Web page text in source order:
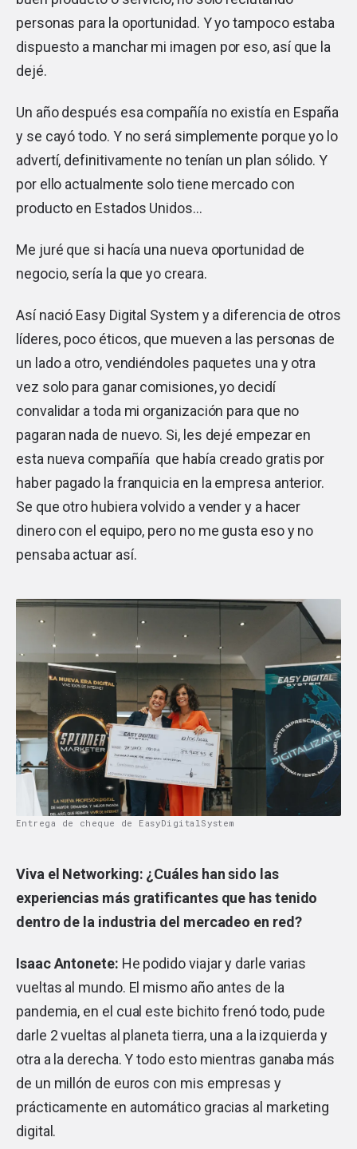
personas para la oportunidad. Y yo tampoco estaba
dispuesto a manchar mi imagen por eso, así que la
dejé.
Un año después esa compañía no existía en España
y se cayó todo. Y no será simplemente porque yo lo
advertí, definitivamente no tenían un plan sólido. Y
por ello actualmente solo tiene mercado con
producto en Estados Unidos…
Me juré que si hacía una nueva oportunidad de
negocio, sería la que yo creara.
Así nació Easy Digital System y a diferencia de otros
líderes, poco éticos, que mueven a las personas de
un lado a otro, vendiéndoles paquetes una y otra
vez solo para ganar comisiones, yo decidí
convalidar a toda mi organización para que no
pagaran nada de nuevo. Si, les dejé empezar en
esta nueva compañía que había creado gratis por
haber pagado la franquicia en la empresa anterior.
Se que otro hubiera volvido a vender y a hacer
dinero con el equipo, pero no me gusta eso y no
pensaba actuar así.
Entrega de cheque de EasyDigitalSystem
Viva el Networking: ¿Cuáles han sido las
experiencias más gratificantes que has tenido
dentro de la industria del mercadeo en red?
Isaac Antonete: He podido viajar y darle varias
vueltas al mundo. El mismo año antes de la
pandemia, en el cual este bichito frenó todo, pude
darle 2 vueltas al planeta tierra, una a la izquierda y
otra a la derecha. Y todo esto mientras ganaba más
de un millón de euros con mis empresas y
prácticamente en automático gracias al marketing
digital.